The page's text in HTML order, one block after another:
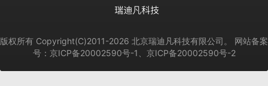
版权所有 Copyright(C)2011-2026 北京瑞迪凡科技有限公司。 网站备案
号： 京ICP备20002590号-1、 京ICP备20002590号-2